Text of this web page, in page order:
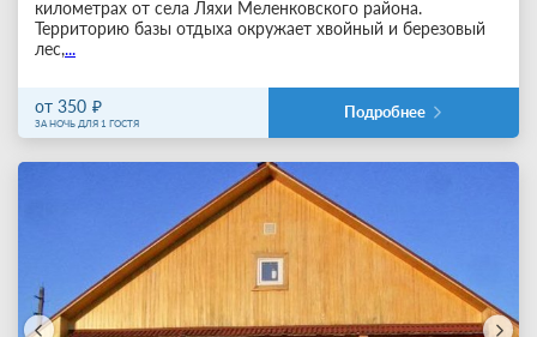
километрах от села Ляхи Меленковского района.
Территорию базы отдыха окружает хвойный и березовый
лес,...
от 350
ЗА НОЧЬ ДЛЯ 1 ГОСТЯ
Подробнее